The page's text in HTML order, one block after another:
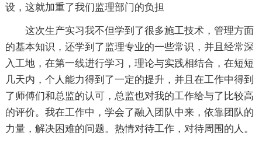
设，这就加重了我们监理部门的负担
这次生产实习我不但学到了很多施工技术，管理方面
的基本知识，还学到了监理专业的一些常识，并且经常深
入工地，在第一线进行学习，理论与实践相结合，在短短
几天内，个人能力得到了一定的提升，并且在工作中得到
了师傅们和总监的认可，总监也对我的工作给与了比较高
的评价。我在工作中，学会了融入团队中来，依靠团队的
力量，解决困难的问题。热情对待工作，对待周围的人。